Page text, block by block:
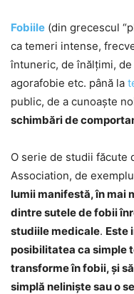
Fobiile (din grecescul
ca temeri intense,
întuneric, de înălţimi,
agorafobie etc. până la
public, de a cunoaşte
schimbări de
O serie de studii făcute
Association, de
lumii manifestă, în mai
dintre sutele de fobii
studiile medicale. Este
posibilitatea ca simple
transforme în fobii, şi
simplă nelinişte sau o